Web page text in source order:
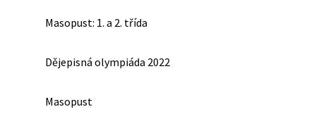
Masopust: 1. a 2. třída
Dějepisná olympiáda 2022
Masopust